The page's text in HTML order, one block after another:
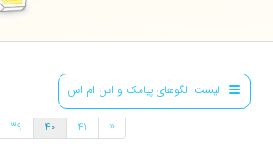
لیست الگوهای پیامک و اس ام اس
39 40 41 «